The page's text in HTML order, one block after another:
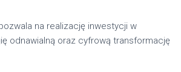
na realizację inwestycji w
odnawialną oraz cyfrową transformację